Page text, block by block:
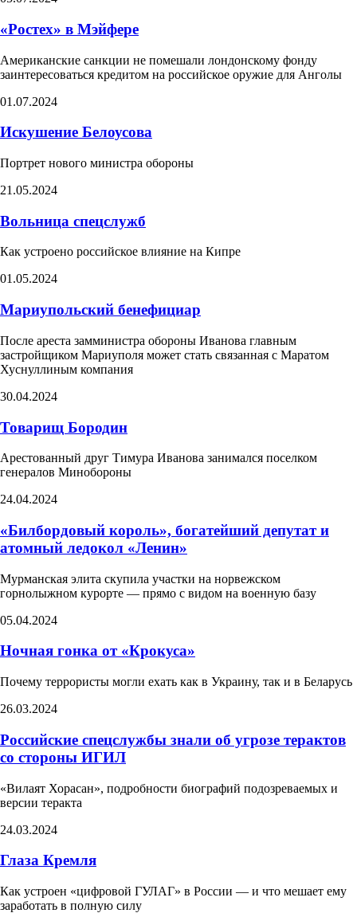
«Ростех» в Мэйфере
Американские санкции не помешали лондонскому фонду
заинтересоваться кредитом на российское оружие для Анголы
01.07.2024
Искушение Белоусова​
Портрет нового министра обороны
21.05.2024
Вольница спецслужб
Как устроено российское влияние на Кипре
01.05.2024
Мариупольский бенефициар
После ареста замминистра обороны Иванова главным
застройщиком Мариуполя может стать связанная с Маратом
Хуснуллиным компания
30.04.2024
Товарищ Бородин
Арестованный друг Тимура Иванова занимался поселком
генералов Минобороны
24.04.2024
«Билбордовый король», богатейший депутат и
атомный ледокол «Ленин»
Мурманская элита скупила участки на норвежском
горнолыжном курорте — прямо с видом на военную базу
05.04.2024
Ночная гонка от «Крокуса»
Почему террористы могли ехать как в Украину, так и в Беларусь
26.03.2024
Российские спецслужбы знали об угрозе терактов
со стороны ИГИЛ
«Вилаят Хорасан», подробности биографий подозреваемых и
версии теракта
24.03.2024
Глаза Кремля
Как устроен «цифровой ГУЛАГ» в России — и что мешает ему
заработать в полную силу